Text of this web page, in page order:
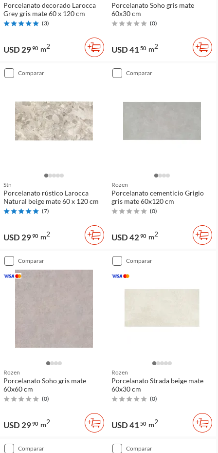
Porcelanato decorado Larocca
Grey gris mate 60 x 120 cm
(3)
USD 2990 m2
Porcelanato Soho gris mate
60x30 cm
(0)
USD 41 50 m2
comparar
Stn
Porcelanato rústico Larocca
Natural beige mate 60 x 120 cm
(7)
USD 2990 m2
comparar
Rozen
Porcelanato cementicio Grigio
gris mate 60x120 cm
(0)
USD 42 90 m2
comparar
Rozen
Porcelanato Soho gris mate
60x60 cm
(0)
USD 2990 m2
comparar
Rozen
Porcelanato Strada beige mate
60x30 cm
(0)
USD 41 50 m2
comparar comparar